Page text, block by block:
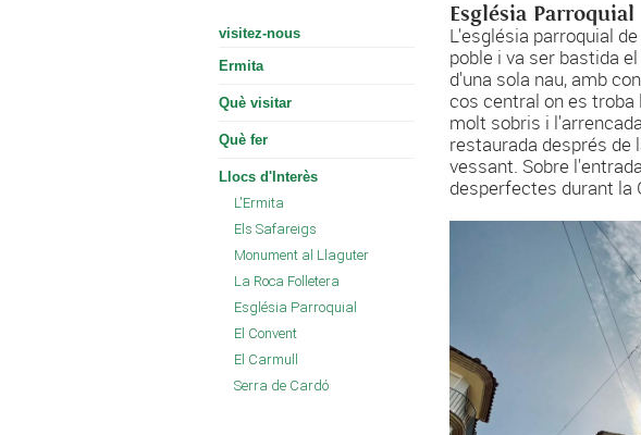
visitez-nous
Ermita
Què visitar
Què fer
Llocs d'Interès
L'Ermita
Els Safareigs
Monument al Llaguter
La Roca Folletera
Església Parroquial
El Convent
El Carmull
Serra de Cardó
Església Parroquial
L'església parroquial
poble i va ser bastida
d'una sola nau, amb
cos central on es troba
molt sobris i
restaurada després de
vessant. Sobre
desperfectes durant la